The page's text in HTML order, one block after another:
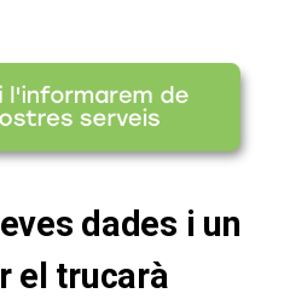
dades i un
el trucarà